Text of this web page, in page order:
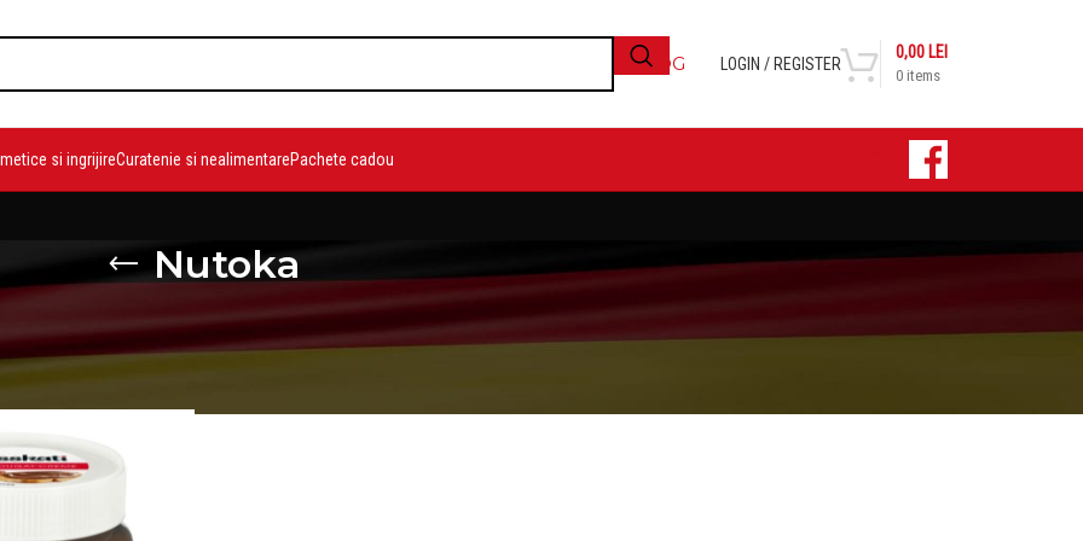
BLOG LOGIN / REGISTER
0 items
0,00 LEI
si ingrijireCuratenie si nealimentarePachete cadou
Nutoka
etichetate „Nutoka”